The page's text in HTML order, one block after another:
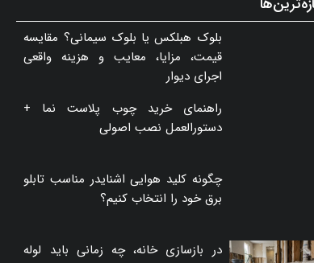
بلوک هبلکس یا بلوک سیمانی؟ مقایسه
قیمت، مزایا، معایب و هزینه واقعی
اجرای دیوار
راهنمای خرید چوب پلاست نما +
چگونه کلید هوایی اشنایدر مناسب تابلو